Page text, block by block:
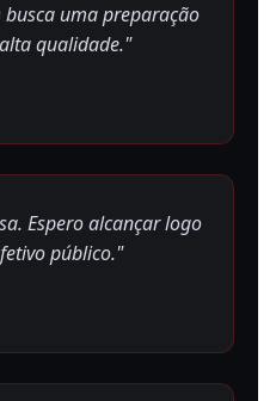
uma preparação
qualidade."
Espero alcançar logo
público."